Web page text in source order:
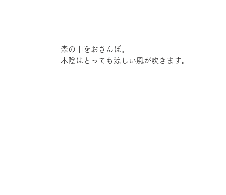
森の中をおさんぽ。
木陰はとっても涼しい風が吹きます。